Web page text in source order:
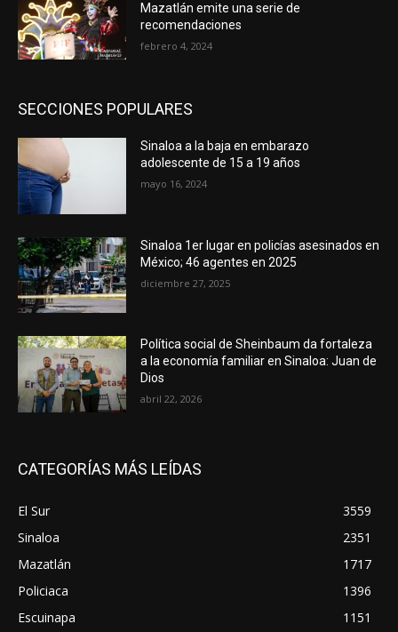
Mazatlán emite una serie de
recomendaciones
febrero 4, 2024
SECCIONES POPULARES
Sinaloa a la baja en embarazo
adolescente de 15 a 19 años
mayo 16, 2024
Sinaloa 1er lugar en policías asesinados en
México; 46 agentes en 2025
diciembre 27, 2025
Política social de Sheinbaum da fortaleza
a la economía familiar en Sinaloa: Juan de
Dios
abril 22, 2026
CATEGORÍAS MÁS LEÍDAS
El Sur
3559
Sinaloa
2351
Mazatlán
1717
Policiaca
1396
Escuinapa
1151